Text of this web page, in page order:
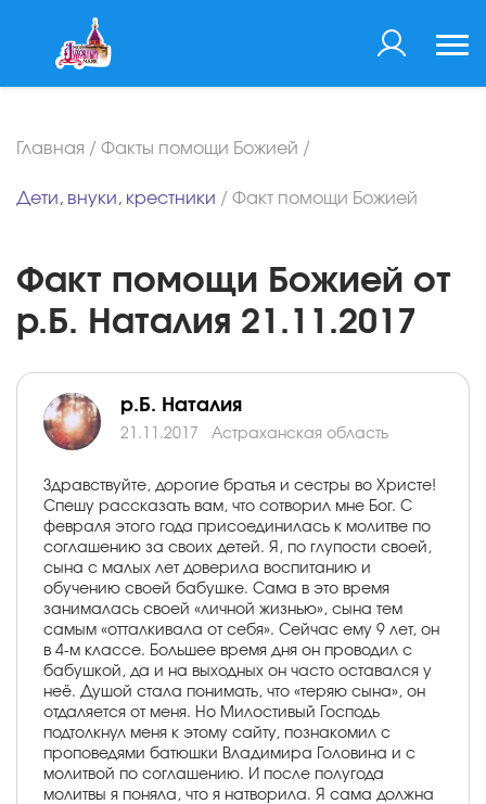
Главная / Факты помощи Божией /
Дети, внуки, крестники / Факт помощи Божией
Факт помощи Божией от
р.Б. Наталия 21.11.2017
р.Б. Наталия
21.11.2017 Астраханская область
Здравствуйте, дорогие братья и сестры во Христе!
Спешу рассказать вам, что сотворил мне Бог. С
февраля этого года присоединилась к молитве по
соглашению за своих детей. Я, по глупости своей,
сына с малых лет доверила воспитанию и
обучению своей бабушке. Сама в это время
занималась своей «личной жизнью», сына тем
самым «отталкивала от себя». Сейчас ему 9 лет, он
в 4-м классе. Большее время дня он проводил с
бабушкой, да и на выходных он часто оставался у
неё. Душой стала понимать, что «теряю сына», он
отдаляется от меня. Но Милостивый Господь
подтолкнул меня к этому сайту, познакомил с
проповедями батюшки Владимира Головина и с
молитвой по соглашению. И после полугода
молитвы я поняла, что я натворила. Я сама должна